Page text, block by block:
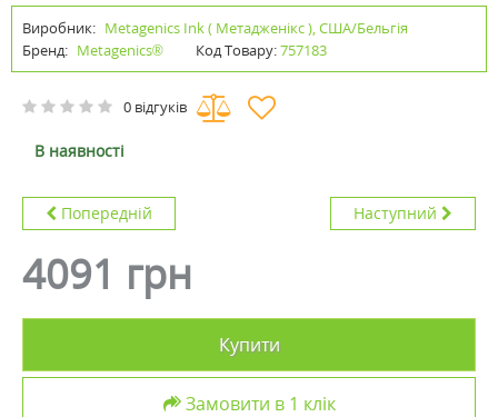
Виробник: Metagenics Ink ( Метадженікс ), США/Бельгія
Бренд: Metagenics® Код Товару:757183
0 відгуків
В наявності
Попередній Наступний
4091 грн
Купити
Замовити в 1 клік